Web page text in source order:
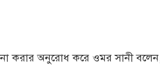
না করার অনুরোধ করে ওমর সানী